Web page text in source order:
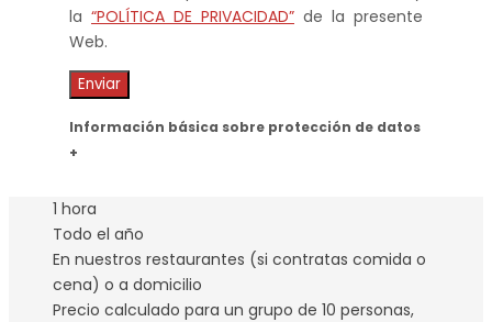
la “POLÍTICA DE PRIVACIDAD” de la presente
Web.
Información básica sobre protección de datos
+
1 hora
Todo el año
En nuestros restaurantes (si contratas comida o
cena) o a domicilio
Precio calculado para un grupo de 10 personas,